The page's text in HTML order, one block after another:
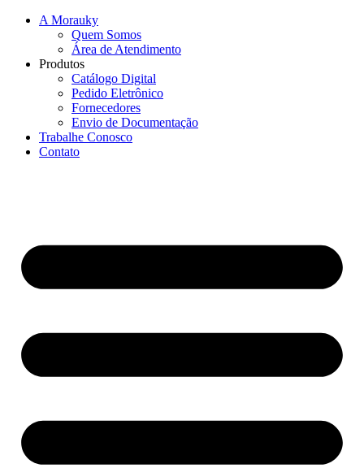
A Morauky
Quem Somos
Área de Atendimento
Produtos
Catálogo Digital
Pedido Eletrônico
Fornecedores
Envio de Documentação
Trabalhe Conosco
Contato